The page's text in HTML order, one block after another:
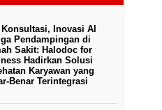
Inovasi AI
Pendampingan di
Sakit: Halodoc for
Hadirkan Solusi
Karyawan yang
Benar Terintegrasi